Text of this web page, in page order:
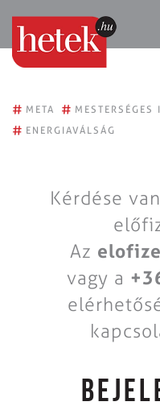
# META # MESTERSÉGES
# ENERGIAVÁLSÁG
Kérdése
Az
vagy a